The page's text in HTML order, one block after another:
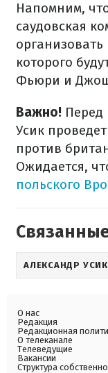
Напомним,
саудовская
которого
Фьюри и
Важно!
Усик
против
Ожидается,
польского
АЛЕКСАНДР УСИК
О нас
Редакция
Редакционная
О телеканале
Телеведущие
Вакансии
Структура